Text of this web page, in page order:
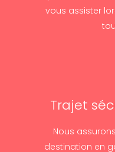
vous assister
Trajet
Nous
destination en